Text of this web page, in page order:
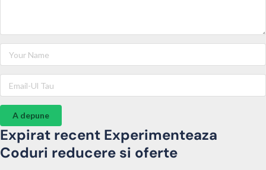
A depune
Expirat recent Experimenteaza
Coduri reducere si oferte